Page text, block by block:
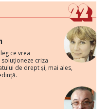
ce vrea
criza
de drept și, mai ales,